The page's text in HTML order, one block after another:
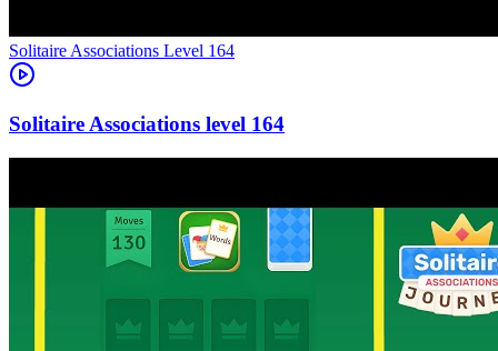
Level 164
164